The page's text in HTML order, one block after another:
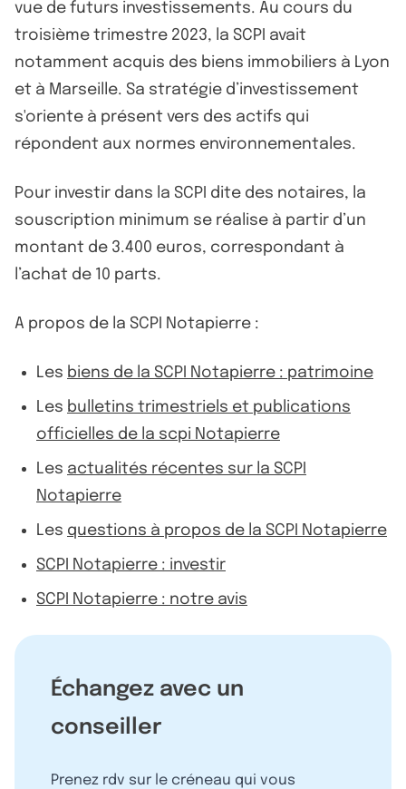
vue de futurs investissements. Au cours du
troisième trimestre 2023, la SCPI avait
notamment acquis des biens immobiliers à Lyon
et à Marseille. Sa stratégie d’investissement
s'oriente à présent vers des actifs qui
répondent aux normes environnementales.
Pour investir dans la SCPI dite des notaires, la
souscription minimum se réalise à partir d’un
montant de 3.400 euros, correspondant à
l’achat de 10 parts.
A propos de la SCPI Notapierre :
Les biens de la SCPI Notapierre : patrimoine
Les bulletins trimestriels et publications
officielles de la scpi Notapierre
Les actualités récentes sur la SCPI
Notapierre
Les questions à propos de la SCPI Notapierre
SCPI Notapierre : investir
SCPI Notapierre : notre avis
Échangez avec un
conseiller
Prenez rdv sur le créneau qui vous